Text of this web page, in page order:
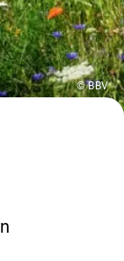
© BBV